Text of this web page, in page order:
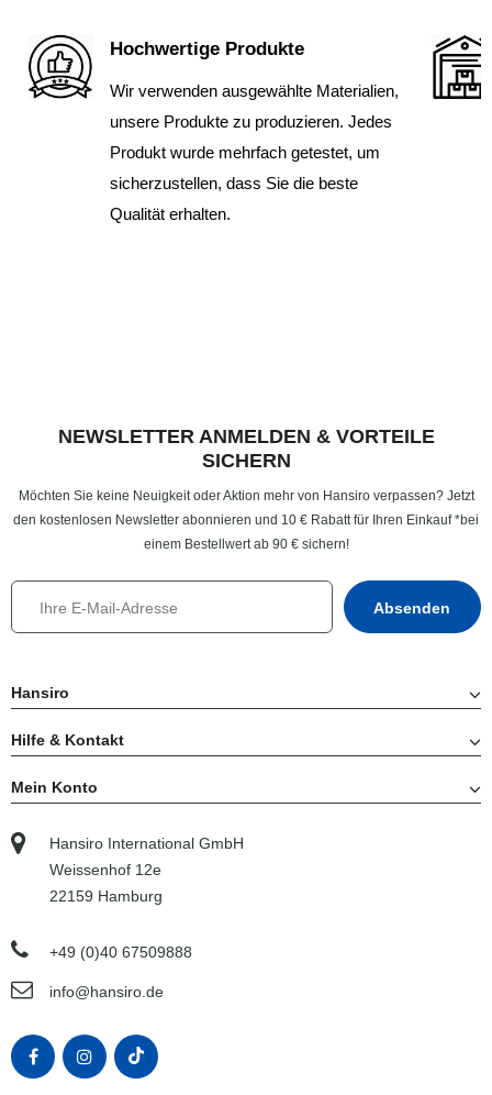
Hochwertige Produkte
Wir verwenden ausgewählte Materialien,
unsere Produkte zu produzieren. Jedes
Produkt wurde mehrfach getestet, um
sicherzustellen, dass Sie die beste
Qualität erhalten.
NEWSLETTER ANMELDEN & VORTEILE
SICHERN
Möchten Sie keine Neuigkeit oder Aktion mehr von Hansiro verpassen? Jetzt
den kostenlosen Newsletter abonnieren und 10 € Rabatt für Ihren Einkauf *bei
einem Bestellwert ab 90 € sichern!
Hansiro
Hilfe & Kontakt
Mein Konto
Hansiro International GmbH
Weissenhof 12e
22159 Hamburg
+49 (0)40 67509888
info@hansiro.de